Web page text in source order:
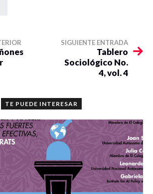
SIGUIENTE ENTRADA
Tablero
Sociológico No.
4, vol. 4
TE PUEDE INTERESAR